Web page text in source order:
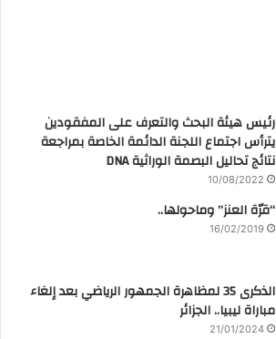
رئيس هيئة البحث والتعرف على المفقودين
يترأس اجتماع اللجنة الدائمة الخاصة بمراجعة
نتائج تحاليل البصمة الوراثية DNA
10/08/2022
“قرّة العنز” وماحولها..
16/02/2019
الذكرى 35 لمظاهرة الجمهور الرياضي بعد إلغاء
مباراة ليبيا.. الجزائر
21/01/2024